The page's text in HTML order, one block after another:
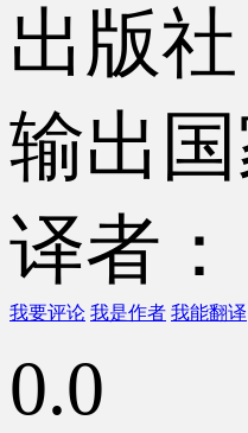
出版社
输出
译者
我要评论 我是作者 我能翻译
0.0